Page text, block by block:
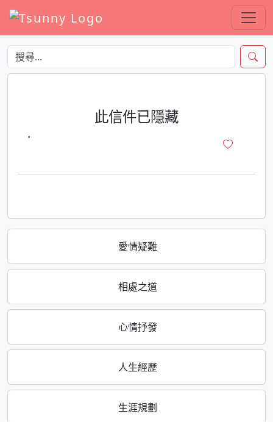
愛情疑難
相處之道
心情抒發
人生經歷
生涯規劃
此信件已隱藏
·